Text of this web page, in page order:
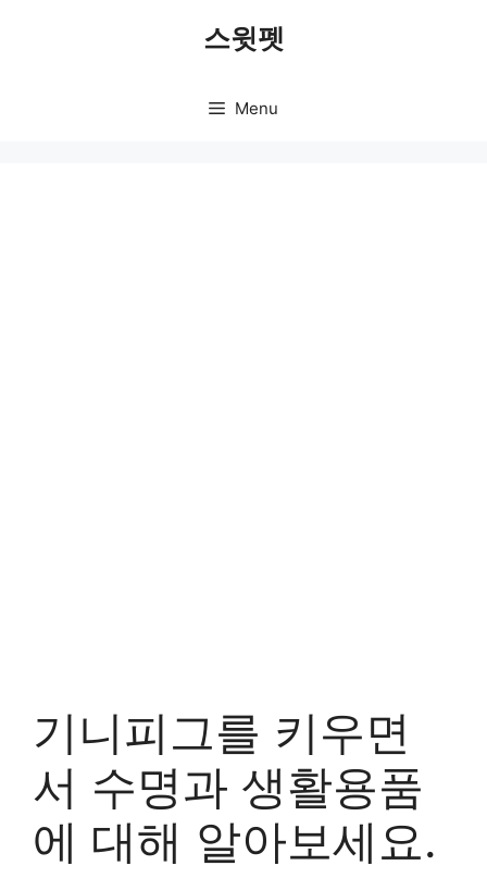
스윗펫
Menu
기니피그를 키우면
서 수명과 생활용품
에 대해 알아보세요.